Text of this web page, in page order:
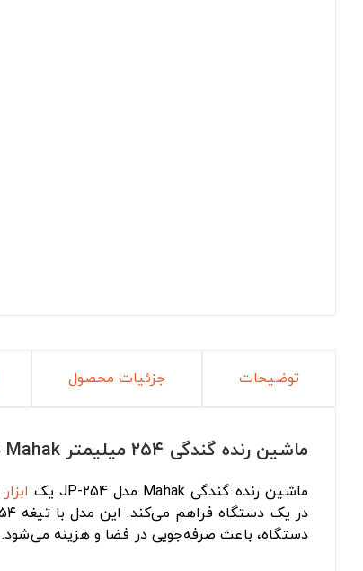
توضیحات جزئیات محصول
ماشین رنده گندگی ۲۵۴ میلیمتر Mahak مدل JP-254
ماشین رنده گندگی Mahak مدل JP-254 یک ابزار
دستگاه، باعث صرفه‌جویی در فضا و هزینه می‌شود.